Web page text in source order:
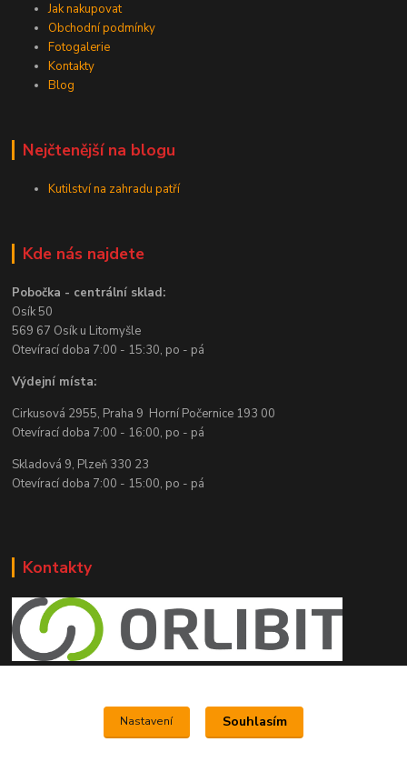
Jak nakupovat
Obchodní podmínky
Fotogalerie
Kontakty
Blog
Nejčtenější na blogu
Kutilství na zahradu patří
Kde nás najdete
Pobočka - centrální sklad:
Osík 50
569 67 Osík u Litomyšle
Otevírací doba 7:00 - 15:30, po - pá
Výdejní místa:
Cirkusová 2955, Praha 9 Horní Počernice 193 00
Otevírací doba 7:00 - 16:00, po - pá
Skladová 9, Plzeň 330 23
Otevírací doba 7:00 - 15:00, po - pá
Kontakty
www.orlibit.cz
+420 776 787 181
Nastavení Souhlasím